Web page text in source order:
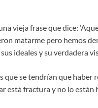
vieja frase que dice:
matarme pero hemos
ideales y su verdadera
que se tendrían que haber
está fractura y no lo están